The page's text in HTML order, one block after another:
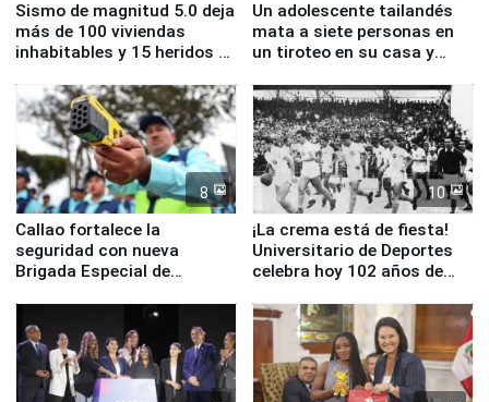
Sismo de magnitud 5.0 deja
más de 100 viviendas
inhabitables y 15 heridos en
Un adolescente tailandés
mata a siete personas en
un tiroteo en su casa y
8
Callao fortalece la
seguridad con nueva
Brigada Especial de
equipamiento para
Serenazgo
10
¡La crema está de fiesta!
Universitario de Deportes
celebra hoy 102 años de